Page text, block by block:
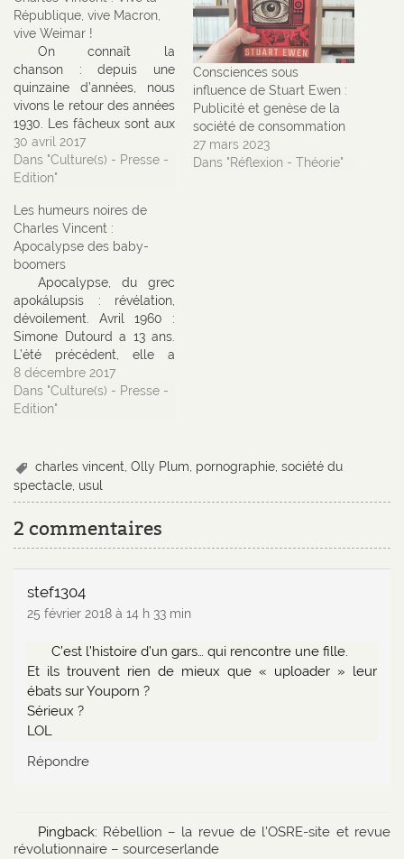
République, vive Macron,
vive Weimar !
On connaît la
chanson : depuis une
quinzaine d’années, nous
vivons le retour des années
1930. Les fâcheux sont aux
portes du pouvoir, vite, un
front républicain ! * voix de
jeune fille * : « Tu sais, je
politique, mais je vote
contre l’extrême-droite,
nan mais attends…
30 avril 2017
Dans "Culture(s) - Presse -
Edition"
Consciences sous
influence de Stuart Ewen :
Publicité et genèse de la
société de consommation
27 mars 2023
Dans "Réflexion - Théorie"
Les humeurs noires de
Charles Vincent :
Apocalypse des baby-
boomers
Apocalypse, du grec
apokálupsis : révélation,
dévoilement. Avril 1960 :
Simone Dutourd a 13 ans.
L’été précédent, elle a
appris d’une amie, qui
tenait l’information de sa
cousine, comment se font
Dutourd. Mais Simone et
ses copines constatent un
changement…
8 décembre 2017
Dans "Culture(s) - Presse -
Edition"
charles vincent ,Olly Plum pornographie ,société du
spectacle usul
2 commentaires
stef1304
25 février 2018 à 14 h 33 min
C’est l’histoire d’un gars… qui rencontre une fille.
Et ils trouvent rien de mieux que « uploader » leur
ébats sur Youporn ?
Sérieux ?
LOL
Répondre
Pingback: Rébellion – la revue de l’OSRE-site et revue
révolutionnaire – sourceserlande